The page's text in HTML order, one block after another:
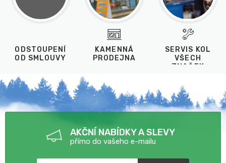
ODSTOUPENÍ
OD SMLOUVY
KAMENNÁ
PRODEJNA
SERVIS KOL
VŠECH
ZNAČEK
AKČNÍ NABÍDKY A SLEVY
přímo do vašeho e-mailu